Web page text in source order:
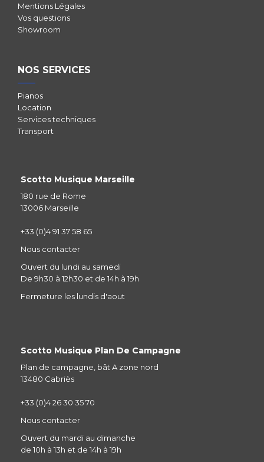
Mentions Légales
Vos questions
Showroom
NOS SERVICES
Pianos
Location
Services techniques
Transport
Scotto Musique Marseille
180 rue de Rome
13006 Marseille
+33 (0)4 91 37 58 65
Nous contacter
Ouvert du lundi au samedi
De 9h30 à 12h30 et de 14h à 19h
Fermeture les lundis d'aout
Scotto Musique Plan De Campagne
Plan de campagne, bât A zone nord
13480 Cabriès
+33 (0)4 26 30 35 70
Nous contacter
Ouvert du mardi au dimanche
de 10h à 13h et de 14h à 19h